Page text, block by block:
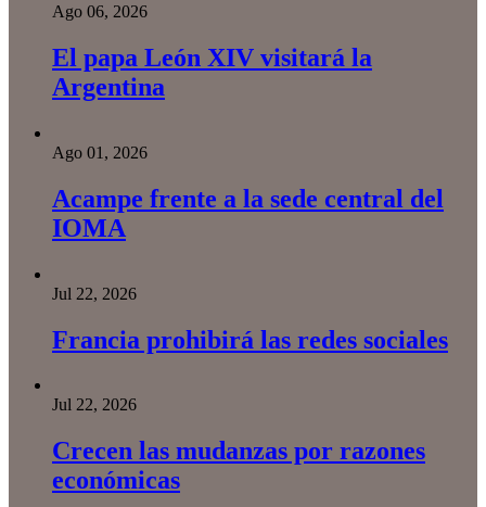
Ago 06, 2026
El papa León XIV visitará la
Argentina
Ago 01, 2026
Acampe frente a la sede central del
IOMA
Jul 22, 2026
Francia prohibirá las redes sociales
Jul 22, 2026
Crecen las mudanzas por razones
económicas